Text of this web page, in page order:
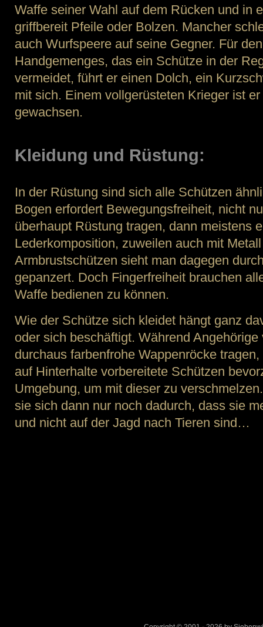
Waffe seiner Wahl auf dem Rücken und in
griffbereit Pfeile oder Bolzen. Mancher
auch Wurfspeere auf seine Gegner. Für
Handgemenges, das ein Schütze in der
vermeidet, führt er einen Dolch, ein
mit sich. Einem vollgerüsteten Krieger ist
gewachsen.
Kleidung und Rüstung:
In der Rüstung sind sich alle Schützen
Bogen erfordert Bewegungsfreiheit, nicht
überhaupt Rüstung tragen, dann meistens
Lederkomposition, zuweilen auch mit
Armbrustschützen sieht man dagegen
gepanzert. Doch Fingerfreiheit brauchen
Waffe bedienen zu können.
Wie der Schütze sich kleidet hängt ganz
oder sich beschäftigt. Während
durchaus farbenfrohe Wappenröcke
auf Hinterhalte vorbereitete Schützen
Umgebung, um mit dieser zu
sie sich dann nur noch dadurch, dass sie
und nicht auf der Jagd nach Tieren sind…